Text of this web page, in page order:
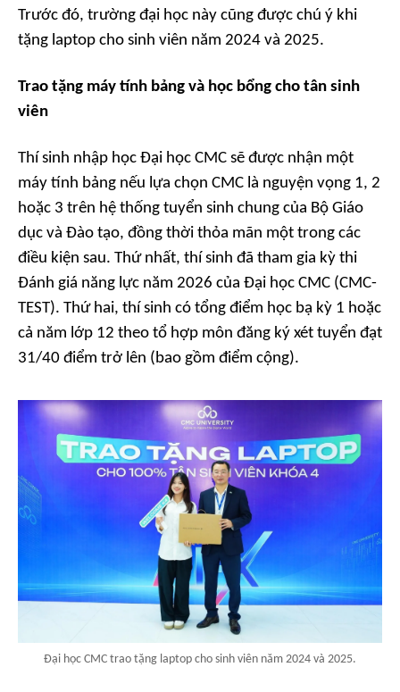
Trước đó, trường đại học này cũng được chú ý khi
tặng laptop cho sinh viên năm 2024 và 2025.
Trao tặng máy tính bảng và học bổng cho tân sinh
viên
Thí sinh nhập học Đại học CMC sẽ được nhận một
máy tính bảng nếu lựa chọn CMC là nguyện vọng 1, 2
hoặc 3 trên hệ thống tuyển sinh chung của Bộ Giáo
dục và Đào tạo, đồng thời thỏa mãn một trong các
điều kiện sau. Thứ nhất, thí sinh đã tham gia kỳ thi
Đánh giá năng lực năm 2026 của Đại học CMC (CMC-
TEST). Thứ hai, thí sinh có tổng điểm học bạ kỳ 1 hoặc
cả năm lớp 12 theo tổ hợp môn đăng ký xét tuyển đạt
31/40 điểm trở lên (bao gồm điểm cộng).
Đại học CMC trao tặng laptop cho sinh viên năm 2024 và 2025.